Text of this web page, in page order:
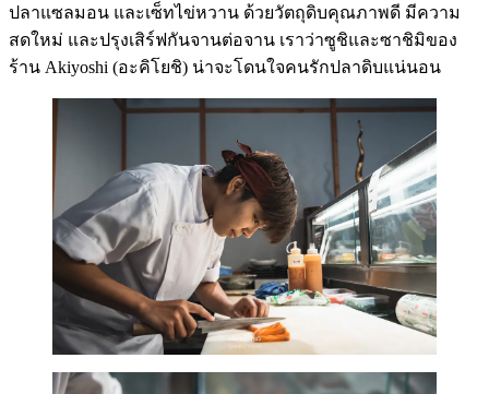
ปลาแซลมอน และเซ็ทไข่หวาน ด้วยวัตถุดิบคุณภาพดี มีความ
สดใหม่ และปรุงเสิร์ฟกันจานต่อจาน เราว่าซูชิและซาชิมิของ
ร้าน Akiyoshi (อะคิโยชิ) น่าจะโดนใจคนรักปลาดิบแน่นอน